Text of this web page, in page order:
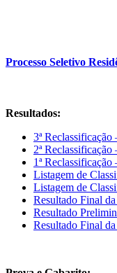
Processo Seletivo
Resultados:
3ª
2ª
1ª
Listagem de
Listagem de
Resultado Final da
Resultado
Resultado Final da